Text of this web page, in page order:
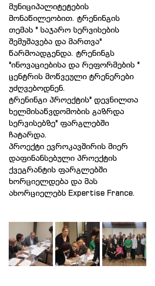
მუნიციპალიტეტების
მონაწილეობით. ტრენინგის
თემას " საჯარო სერვისების
შემუშავება და მართვა"
წარმოადგენდა. ტრენინგს
"ინოვაციებისა და რეფორმების "
ცენტრის მოწვეული ტრენერები
უძღვებოდნენ.
ტრენინგი პროექტის" დევნილთა
ხელმისაწვდომობის გაზრდა
სერვისებზე" ფარგლებში
ჩატარდა.
პროექტი ევროკავშირის მიერ
დაფინანსებული პროექტის
ქვეგრანტის ფარგლებში
ხორციელდება და მას
ახორციელებს Expertise France.